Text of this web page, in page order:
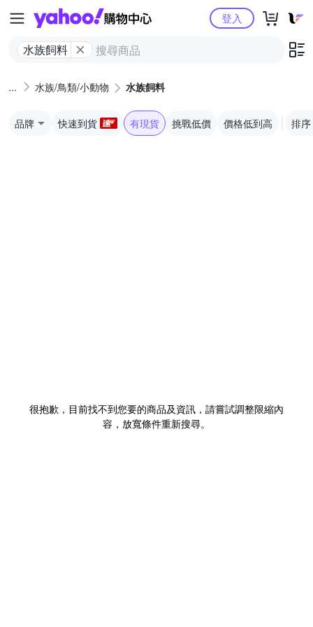
Yahoo購物中心
水族飼料
登入
水族/鳥類/小動物 水族飼料
品牌 快速到貨 有現貨 挑戰低價 價格低到高 排序
很抱歉，目前找不到您要的商品及資訊，請嘗試調整限縮內
容，放寬條件重新搜尋。